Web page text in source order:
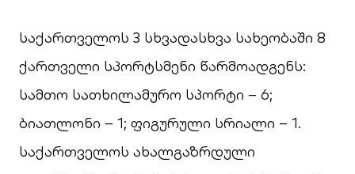
საქართველოს 3 სხვადასხვა სახეობაში 8
ქართველი სპორტსმენი წარმოადგენს:
სამთო სათხილამურო სპორტი – 6;
ბიათლონი – 1; ფიგურული სრიალი – 1.
საქართველოს ახალგაზრდული